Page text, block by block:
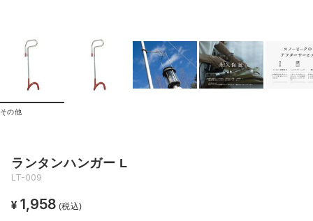
その他
ランタンハンガー L
LT-009
¥ 1,958 (税込)